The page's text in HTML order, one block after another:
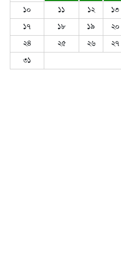
১০
১১ ১২ ১৩
১৭
১৮ ১৯ ২০
২৪
২৫ ২৬ ২৭
৩১